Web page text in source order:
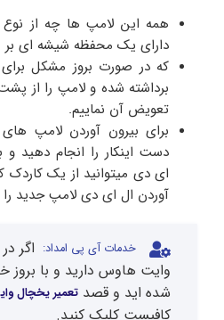
همه این لامپ ها چه از
دارای یک محفظه شیشه ای
که در صورت بروز مشکل
برداشته شده و لامپ را از
تعویض آن نماییم.
برای بیرون آوردن لامپ
دست اینکار را انجام دهید
ای دی میتوانید از یک
آوردن ال ای دی لامپ جدید
خدمات آی پی امداد: اگر
وایت هاوس دارید و با بروز
شده اید و قصد تعمیر یخچال
کافیست کلیک کنید.